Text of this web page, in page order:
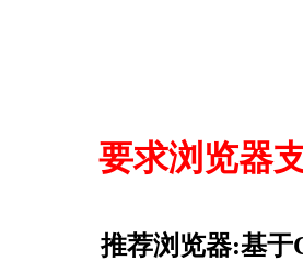
要求浏览器
推荐浏览器:基于